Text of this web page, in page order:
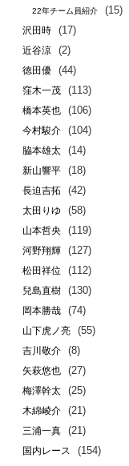
22年チーム員紹介 (15)
沢田時 (17)
近谷涼 (2)
徳田優 (44)
窪木一茂 (113)
橋本英也 (106)
今村駿介 (104)
脇本雄太 (14)
新山響平 (18)
長迫吉拓 (42)
太田りゆ (58)
山本哲央 (119)
河野翔輝 (127)
松田祥位 (112)
兒島直樹 (130)
岡本勝哉 (74)
山下虎ノ亮 (55)
吉川敬介 (8)
矢萩悠也 (27)
梅澤幹太 (25)
木綿崚介 (21)
三浦一真 (21)
国内レース (154)